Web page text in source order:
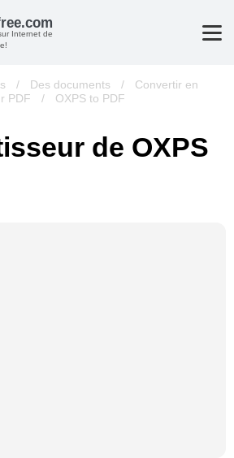
Internet de
/ Des documents /
Convertir en
PDF / OXPS to PDF
de OXPS